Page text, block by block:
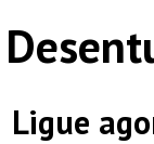
Ligue